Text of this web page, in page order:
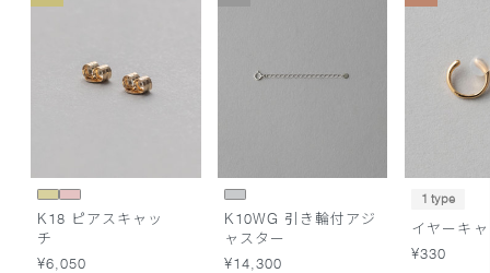
K18 ピアスキャッ
チ
¥6,050
K10WG 引き輪付アジ
ャスター
¥14,300
1 type
イヤー
¥330